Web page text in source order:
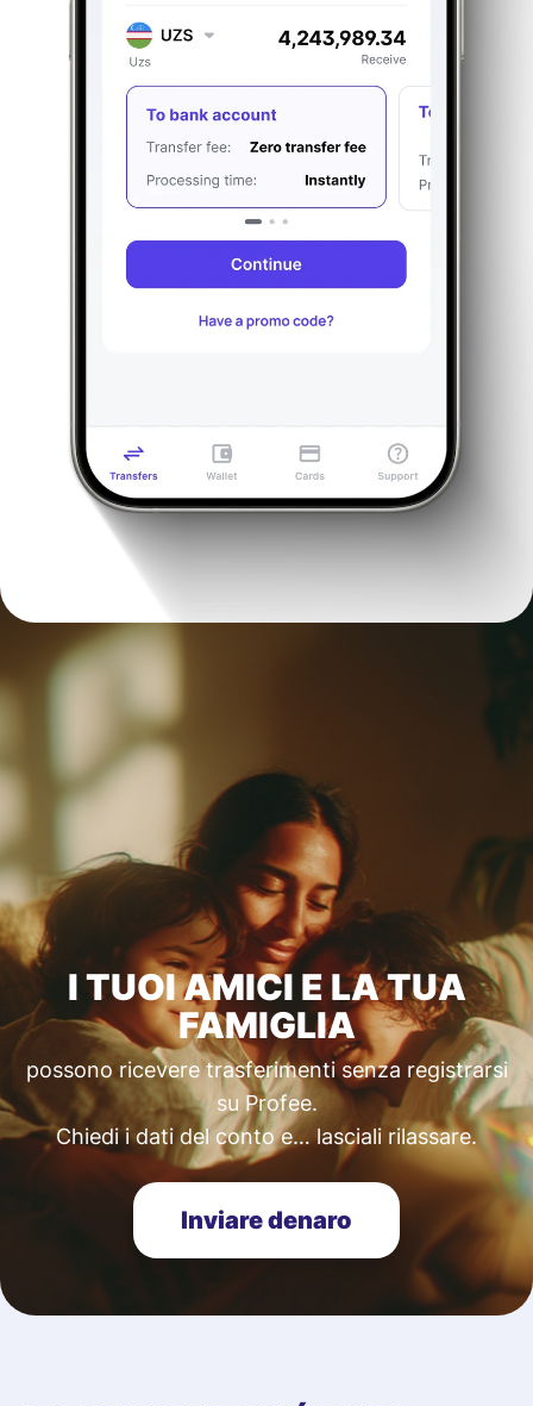
I TUOI AMICI E LA TUA
FAMIGLIA
possono ricevere trasferimenti senza registrarsi
su Profee.
Chiedi i dati del conto e… lasciali rilassare.
Inviare denaro